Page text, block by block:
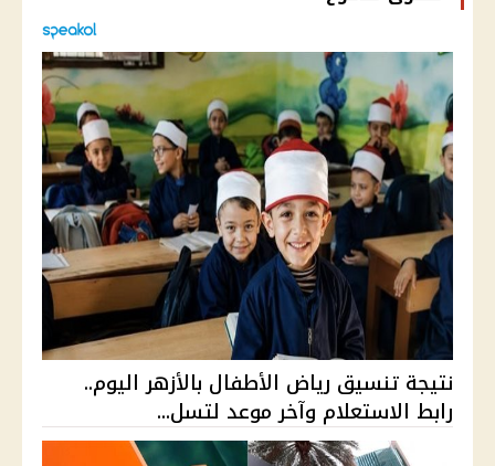
نتيجة تنسيق رياض الأطفال بالأزهر اليوم..
رابط الاستعلام وآخر موعد لتسل...